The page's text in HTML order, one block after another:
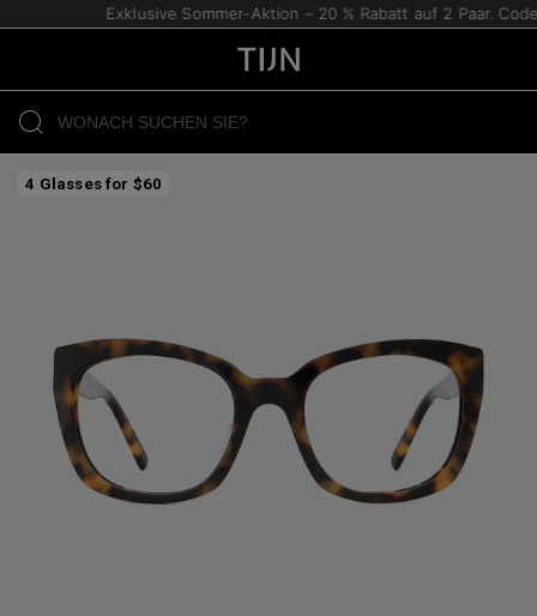
Exklusive Sommer-Aktion – 20 % Rabatt auf 2 Paar. Code:
4 Glasses for $60